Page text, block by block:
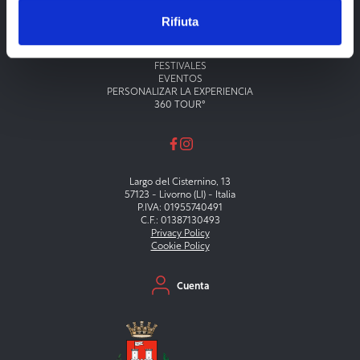
Rifiuta
Menu principale
FESTIVALES
EVENTOS
PERSONALIZAR LA EXPERIENCIA
360 TOUR°
Largo del Cisternino, 13
57123 - Livorno (LI) - Italia
P.IVA: 01955740491
C.F.: 01387130493
Privacy Policy
Cookie Policy
Menu secondario
Cuenta